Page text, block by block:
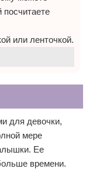
посчитаете
или ленточкой.
для девочки,
мере
Ее
времени.